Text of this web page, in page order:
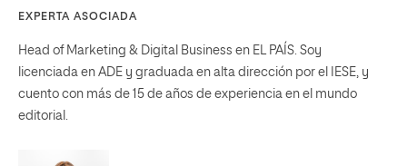
EXPERTA ASOCIADA
Head of Marketing & Digital Business en EL PAÍS. Soy
licenciada en ADE y graduada en alta dirección por el IESE, y
cuento con más de 15 de años de experiencia en el mundo
editorial.